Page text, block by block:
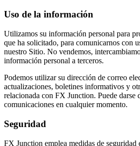
Uso de la información
Utilizamos su información personal para
que ha solicitado, para comunicarnos con
nuestro Sitio. No vendemos,
información personal a terceros.
Podemos utilizar su dirección de correo
actualizaciones, boletines informativos y
relacionada con FX Junction. Puede darse
comunicaciones en cualquier momento.
Seguridad
FX Junction emplea medidas de seguridad